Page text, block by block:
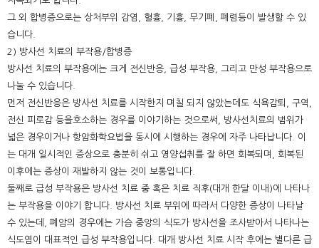
그 외 합병증으로는 상처부위 감염, 혈흉, 기흉, 무기폐, 폐렴등이 발생할 수 있
습니다.
2) 방사선 치료의 부작용/합병증
방사선 치료의 부작용에는 크게 전신반응, 급성 부작용, 그리고 만성 부작용으로
나눌 수 있습니다.
먼저 전신반응은 방사선 치료를 시작한지 며칠 되지 않았는데도 식욕감퇴, 구역,
전신 피로감 등을호소하는 경우를 이야기하는 것으로써, 방사선치료의 범위가
넓은 경우이거나 항암화학요법을 동시에 시행하는 경우에 자주 나타납니다. 이
는 대개 일시적인 증상으로 충분히 쉬고 영양섭취를 잘 하면 회복되며, 회복된
이후에는 증상이 재발하지 않는 것이 보통입니다.
둘째로 급성 부작용은 방사선 치료 중 혹은 치료 직후(대개 한달 이내)에 나타나
는 부작용을 이야기 합니다. 방사선 치료 부위에 따라서 다양한 증상이 나타날
수 있는데, 폐암의 경우에는 가슴 중앙의 식도가 방사선을 조사받아서 나타나는
식도염이 대표적인 급성 부작용입니다. 대개 방사선 치료 시작 후에는 별다른 급